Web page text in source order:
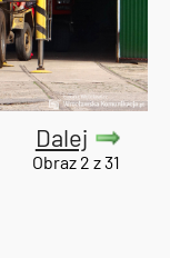
Dalej
Obraz 2 z 31